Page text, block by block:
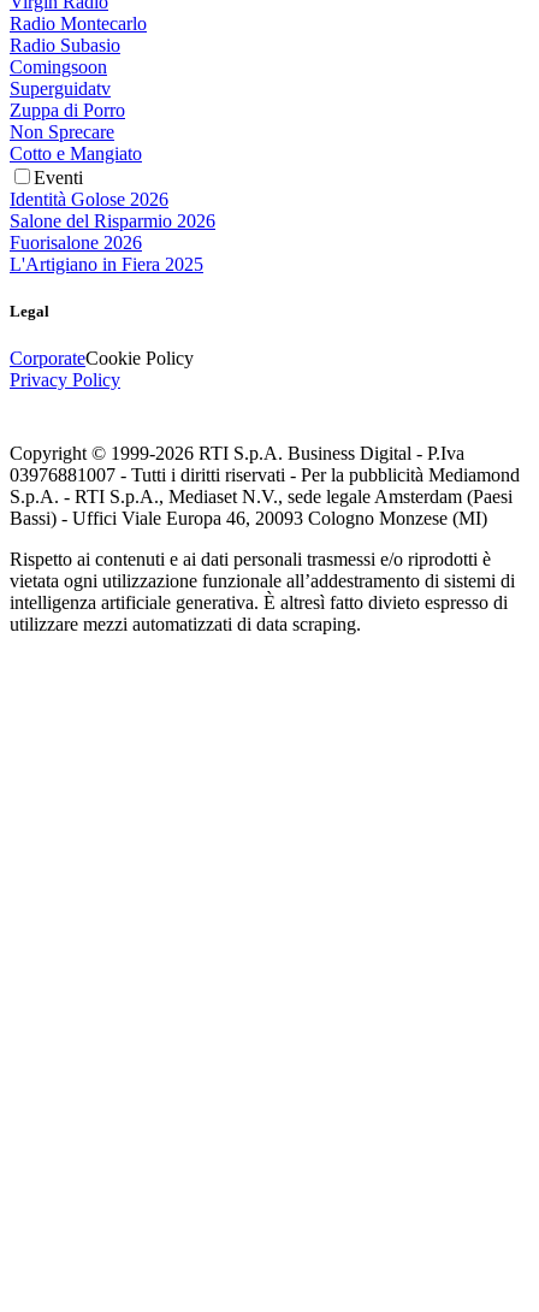
Radio Montecarlo
Radio Subasio
Comingsoon
Superguidatv
Zuppa di Porro
Non Sprecare
Cotto e Mangiato
Eventi
Identità Golose 2026
Salone del Risparmio 2026
Fuorisalone 2026
L'Artigiano in Fiera 2025
Legal
CorporateCookie Policy
Privacy Policy
Copyright © 1999-2026 RTI S.p.A. Business Digital - P.Iva
03976881007 - Tutti i diritti riservati - Per la pubblicità Mediamond
S.p.A. - RTI S.p.A., Mediaset N.V., sede legale Amsterdam (Paesi
Bassi) - Uffici Viale Europa 46, 20093 Cologno Monzese (MI)
Rispetto ai contenuti e ai dati personali trasmessi e/o riprodotti è
vietata ogni utilizzazione funzionale all’addestramento di sistemi di
intelligenza artificiale generativa. È altresì fatto divieto espresso di
utilizzare mezzi automatizzati di data scraping.